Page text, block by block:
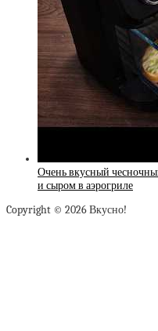
Очень вкусный
и сыром в аэрогриле
Copyright © 2026 Вкусно!